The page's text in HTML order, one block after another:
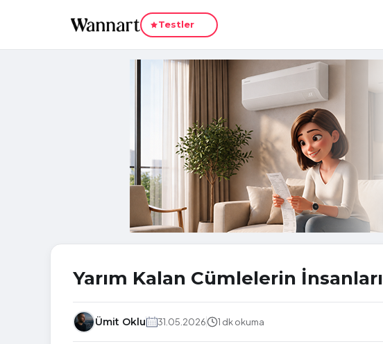
Testler
Yarım Kalan Cümlelerin İnsanları
Ümit Oklu 31.05.2026 1 dk okuma